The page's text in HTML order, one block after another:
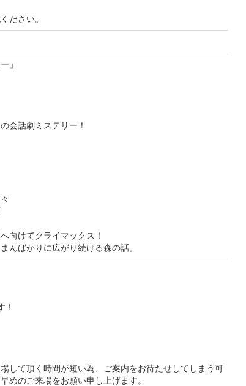
ださい。
」
会話劇ミステリー！
向けてクライマックス！
んばかりに広がり続ける森の話。
！
て頂く時間が短い為、ご案内をお待たせしてしまう可
めのご来場をお願い申し上げます。